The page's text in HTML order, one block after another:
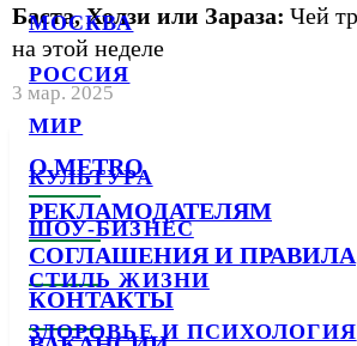
МОСКВА
РОССИЯ
МИР
КУЛЬТУРА
ШОУ-БИЗНЕС
СТИЛЬ ЖИЗНИ
ЗДОРОВЬЕ И ПСИХОЛОГИЯ
Баста, Холзи или Зараза: Чей
на этой неделе
3 мар. 2025
О METRO
РЕКЛАМОДАТЕЛЯМ
СОГЛАШЕНИЯ И ПРАВИЛА
КОНТАКТЫ